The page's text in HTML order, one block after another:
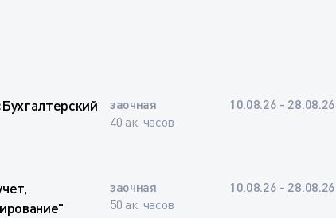
заочная
40 ак. часов
10.08.26 - 28.08.26
заочная
50 ак. часов
10.08.26 - 28.08.26